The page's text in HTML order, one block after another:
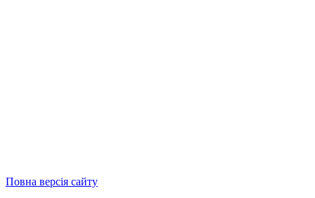
Повна версія сайту